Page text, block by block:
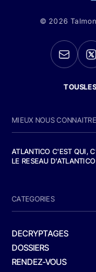
© 2026
MIEUX NOUS CONNAITRE
ATLANTICO C'EST QUI,
LE RESEAU D'ATLANTICO
CATEGORIES
DECRYPTAGES
DOSSIERS
RENDEZ-VOUS